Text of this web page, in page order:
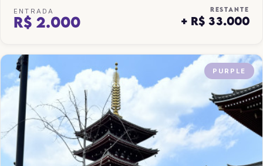
ENTRADA
R$ 2.000
RESTANTE
+ R$ 33.000
PURPLE